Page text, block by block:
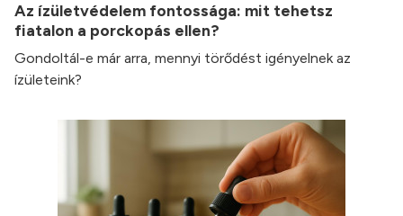
Az ízületvédelem fontossága: mit tehetsz
fiatalon a porckopás ellen?
Gondoltál-e már arra, mennyi törődést igényelnek az
ízületeink?